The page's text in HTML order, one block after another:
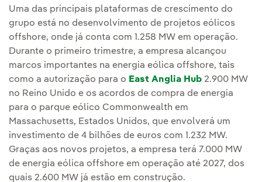
Uma das principais plataformas de crescimento do
grupo está no desenvolvimento de projetos eólicos
offshore, onde já conta com 1.258 MW em operação.
Durante o primeiro trimestre, a empresa alcançou
marcos importantes na energia eólica offshore, tais
como a autorização para o East Anglia Hub 2.900 MW
no Reino Unido e os acordos de compra de energia
para o parque eólico Commonwealth em
Massachusetts, Estados Unidos, que envolverá um
investimento de 4 bilhões de euros com 1.232 MW.
Graças aos novos projetos, a empresa terá 7.000 MW
de energia eólica offshore em operação até 2027, dos
quais 2.600 MW já estão em construção.